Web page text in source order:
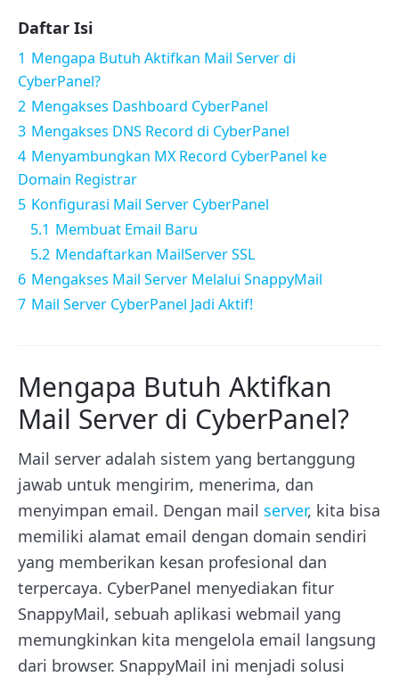
Daftar Isi
1 Mengapa Butuh Aktifkan Mail Server di
CyberPanel?
2 Mengakses Dashboard CyberPanel
3 Mengakses DNS Record di CyberPanel
4 Menyambungkan MX Record CyberPanel ke
Domain Registrar
5 Konfigurasi Mail Server CyberPanel
5.1 Membuat Email Baru
5.2 Mendaftarkan MailServer SSL
6 Mengakses Mail Server Melalui SnappyMail
7 Mail Server CyberPanel Jadi Aktif!
Mengapa Butuh Aktifkan
Mail Server di CyberPanel?
Mail server adalah sistem yang bertanggung
jawab untuk mengirim, menerima, dan
menyimpan email. Dengan mail server, kita bisa
memiliki alamat email dengan domain sendiri
yang memberikan kesan profesional dan
terpercaya. CyberPanel menyediakan fitur
SnappyMail, sebuah aplikasi webmail yang
memungkinkan kita mengelola email langsung
dari browser. SnappyMail ini menjadi solusi